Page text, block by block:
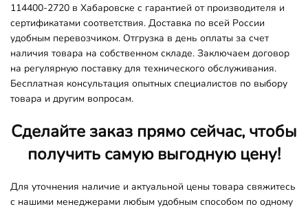
114400-2720 в Хабаровске с гарантией от производителя и
сертификатами соответствия. Доставка по всей России
удобным перевозчиком. Отгрузка в день оплаты за счет
наличия товара на собственном складе. Заключаем договор
на регулярную поставку для технического обслуживания.
Бесплатная консультация опытных специалистов по выбору
товара и другим вопросам.
Сделайте заказ прямо сейчас, чтобы
получить самую выгодную цену!
Для уточнения наличие и актуальной цены товара свяжитесь
с нашими менеджерами любым удобным способом по одному